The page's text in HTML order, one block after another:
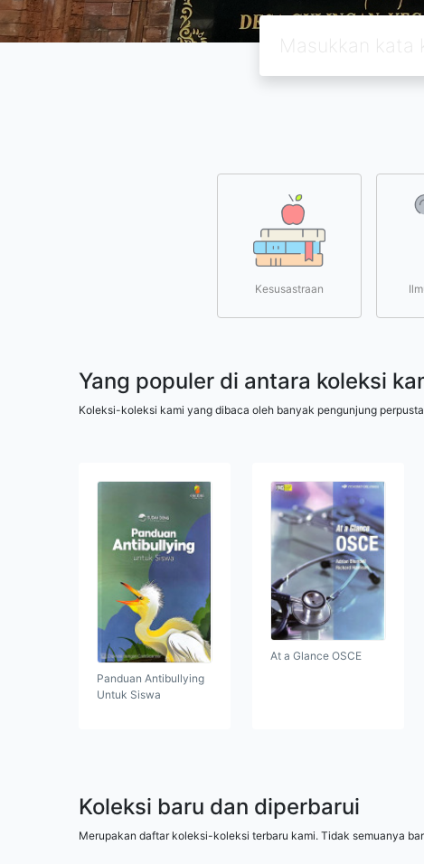
Kesusastraan
Yang populer di antara koleksi
Koleksi-koleksi kami yang dibaca oleh banyak pengunjung
Panduan Antibullying
Untuk Siswa
At a Glance OSCE
Koleksi baru dan diperbarui
Merupakan daftar koleksi-koleksi terbaru kami. Tidak semuanya